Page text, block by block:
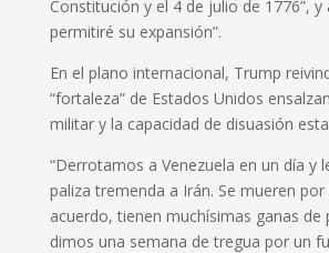
Constitución y el 4 de julio de 1776”, y
permitiré su expansión”.
En el plano internacional, Trump
“fortaleza” de Estados Unidos
militar y la capacidad de disuasión
“Derrotamos a Venezuela en un día y
paliza tremenda a Irán. Se mueren por
acuerdo, tienen muchísimas ganas de
dimos una semana de tregua por un